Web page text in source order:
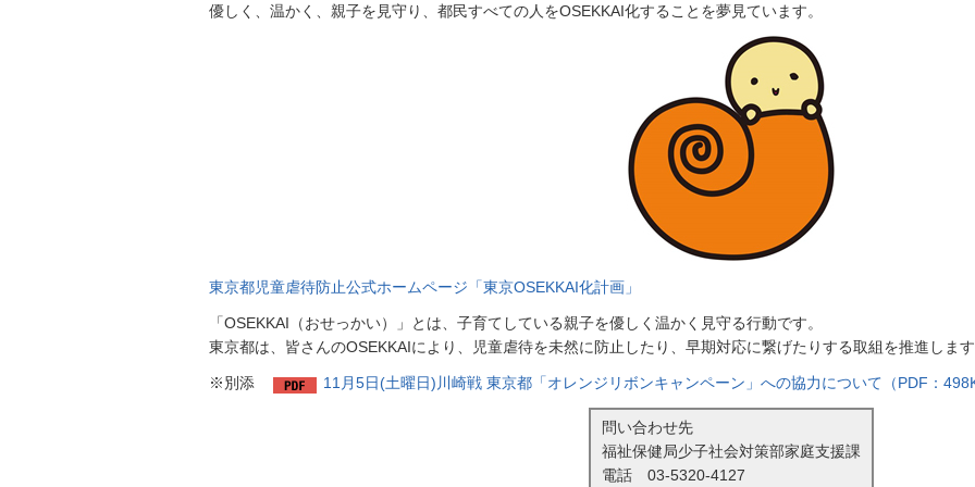
優しく、温かく、親子を見守り、都民すべての人をOSEKKAI化することを夢見ています。
東京都児童虐待防止公式ホームページ「東京OSEKKAI化計画」
「OSEKKAI（おせっかい）」とは、子育てしている親子を優しく温かく見守る行動です。
東京都は、皆さんのOSEKKAIにより、児童虐待を未然に防止したり、早期対応に繋げたりする取組を推進します
※別添 11月5日(土曜日)川崎戦 東京都「オレンジリボンキャンペーン」への協力について（PDF：
問い合わせ先
福祉保健局少子社会対策部家庭支援課
電話 03-5320-4127